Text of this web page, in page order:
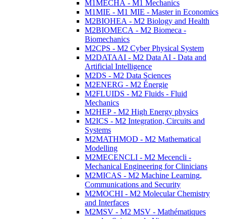
M1MECHA - M1 Mechanics
M1MIE - M1 MIE - Master in Economics
M2BIOHEA - M2 Biology and Health
M2BIOMECA - M2 Biomeca -
Biomechanics
M2CPS - M2 Cyber Physical System
M2DATAAI - M2 Data AI - Data and
Artificial Intelligence
M2DS - M2 Data Sciences
M2ENERG - M2 Énergie
M2FLUIDS - M2 Fluids - Fluid
Mechanics
M2HEP - M2 High Energy physics
M2ICS - M2 Integration, Circuits and
Systems
M2MATHMOD - M2 Mathematical
Modelling
M2MECENCLI - M2 Mecencli -
Mechanical Engineering for Clinicians
M2MICAS - M2 Machine Learning,
Communications and Security
M2MOCHI - M2 Molecular Chemistry
and Interfaces
M2MSV - M2 MSV - Mathématiques